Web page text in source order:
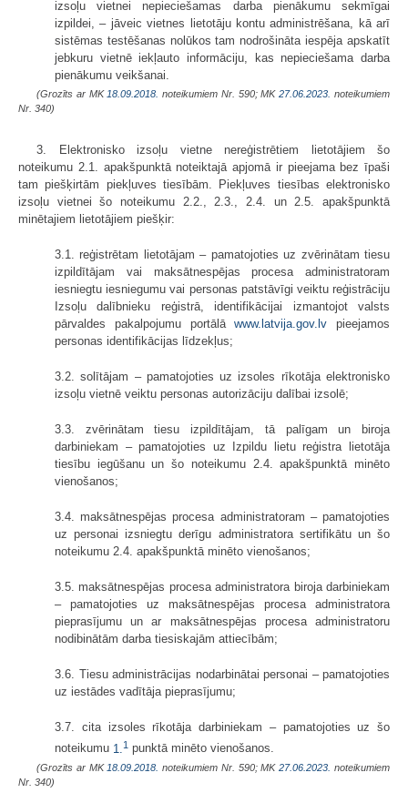
izsoļu vietnei nepieciešamas darba pienākumu sekmīgai
izpildei, – jāveic vietnes lietotāju kontu administrēšana, kā arī
sistēmas testēšanas nolūkos tam nodrošināta iespēja apskatīt
jebkuru vietnē iekļauto informāciju, kas nepieciešama darba
pienākumu veikšanai.
(Grozīts ar MK 18.09.2018. noteikumiem Nr. 590; MK27.06.2023. noteikumiem
Nr. 340)
3. Elektronisko izsoļu vietne nereģistrētiem lietotājiem šo
noteikumu 2.1. apakšpunktā noteiktajā apjomā ir pieejama bez īpaši
tam piešķirtām piekļuves tiesībām. Piekļuves tiesības elektronisko
izsoļu vietnei šo noteikumu 2.2., 2.3., 2.4. un 2.5. apakšpunktā
minētajiem lietotājiem piešķir:
3.1. reģistrētam lietotājam – pamatojoties uz zvērinātam tiesu
izpildītājam vai maksātnespējas procesa administratoram
iesniegtu iesniegumu vai personas patstāvīgi veiktu reģistrāciju
Izsoļu dalībnieku reģistrā, identifikācijai izmantojot valsts
pārvaldes pakalpojumu portālāwww.latvija.gov.lv pieejamos
personas identifikācijas līdzekļus;
3.2. solītājam – pamatojoties uz izsoles rīkotāja elektronisko
izsoļu vietnē veiktu personas autorizāciju dalībai izsolē;
3.3. zvērinātam tiesu izpildītājam, tā palīgam un biroja
darbiniekam – pamatojoties uz Izpildu lietu reģistra lietotāja
tiesību iegūšanu un šo noteikumu 2.4. apakšpunktā minēto
vienošanos;
3.4. maksātnespējas procesa administratoram – pamatojoties
uz personai izsniegtu derīgu administratora sertifikātu un šo
noteikumu 2.4. apakšpunktā minēto vienošanos;
3.5. maksātnespējas procesa administratora biroja darbiniekam
– pamatojoties uz maksātnespējas procesa administratora
pieprasījumu un ar maksātnespējas procesa administratoru
nodibinātām darba tiesiskajām attiecībām;
3.6. Tiesu administrācijas nodarbinātai personai – pamatojoties
uz iestādes vadītāja pieprasījumu;
3.7. cita izsoles rīkotāja darbiniekam – pamatojoties uz šo
noteikumu 1. 1 punktā minēto vienošanos.
(Grozīts ar MK 18.09.2018. noteikumiem Nr. 590; MK27.06.2023. noteikumiem
Nr. 340)